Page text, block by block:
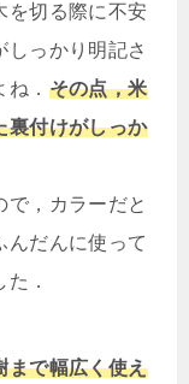
を切る際に不安
しっかり明記さ
． その点，米
裏付けがしっか
で，カラーだと
んだんに使って
．
まで幅広く使え